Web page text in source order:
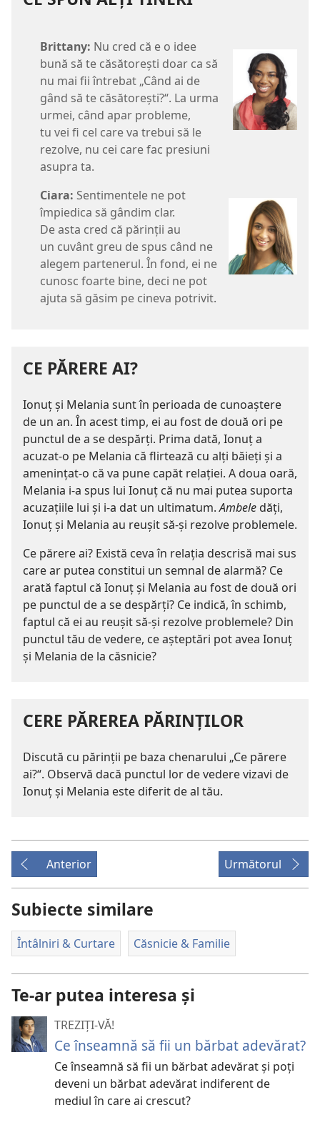
Brittany: Nu cred că e o idee
bună să te căsătoreşti doar ca să
nu mai fii întrebat „Când ai de
gând să te căsătoreşti?“. La urma
urmei, când apar probleme,
tu vei fi cel care va trebui să le
rezolve, nu cei care fac presiuni
asupra ta.
Ciara: Sentimentele ne pot
împiedica să gândim clar.
De asta cred că părinţii au
un cuvânt greu de spus când ne
alegem partenerul. În fond, ei ne
cunosc foarte bine, deci ne pot
ajuta să găsim pe cineva potrivit.
CE PĂRERE AI?
Ionuţ şi Melania sunt în perioada de cunoaştere
de un an. În acest timp, ei au fost de două ori pe
punctul de a se despărţi. Prima dată, Ionuţ a
acuzat-o pe Melania că flirtează cu alţi băieţi şi a
ameninţat-o că va pune capăt relaţiei. A doua oară,
Melania i-a spus lui Ionuţ că nu mai putea suporta
acuzaţiile lui şi i-a dat un ultimatum.Ambele dăţi,
Ionuţ şi Melania au reuşit să-şi rezolve problemele.
Ce părere ai? Există ceva în relaţia descrisă mai sus
care ar putea constitui un semnal de alarmă? Ce
arată faptul că Ionuţ şi Melania au fost de două ori
pe punctul de a se despărţi? Ce indică, în schimb,
faptul că ei au reuşit să-şi rezolve problemele? Din
punctul tău de vedere, ce aşteptări pot avea Ionuţ
şi Melania de la căsnicie?
CERE PĂREREA PĂRINŢILOR
Discută cu părinţii pe baza chenarului „Ce părere
ai?“. Observă dacă punctul lor de vedere vizavi de
Ionuţ şi Melania este diferit de al tău.
Anterior Următorul
Subiecte similare
Întâlniri & Curtare Căsnicie & Familie
Te-ar putea interesa și
TREZIȚI-VĂ!
Ce înseamnă să fii un bărbat adevărat?
Ce înseamnă să fii un bărbat adevărat şi poţi
deveni un bărbat adevărat indiferent de
mediul în care ai crescut?